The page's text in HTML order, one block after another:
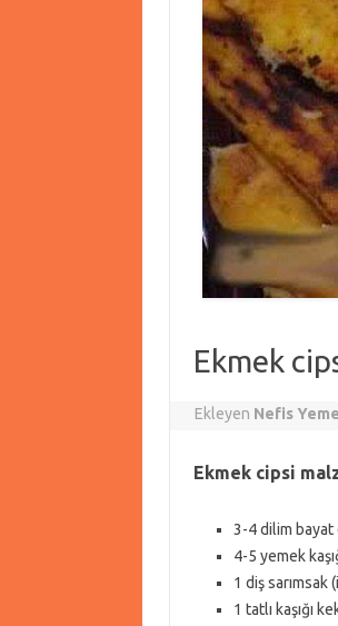
Ekmek
Ekleyen Nefis
Ekmek cipsi
3-4 dilim bayat
4-5 yemek
1 diş sarımsak
1 tatlı kaşığı